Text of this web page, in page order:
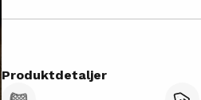
Produktdetaljer